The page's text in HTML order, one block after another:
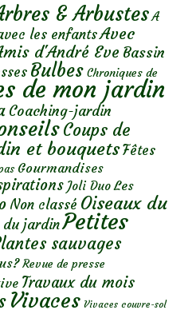
& Arbustes A
les enfantsAvec
d'André Eve Bassin
Bulbes Chroniques de
de mon jardin
Coaching-jardin
Coups de
et bouquetsFêtes
Gourmandises
Joli Duo Les
Non classé Oiseaux du
du jardinPetites
sauvages
Revue de presse
Travaux du mois
Vivaces Vivaces couvre-sol